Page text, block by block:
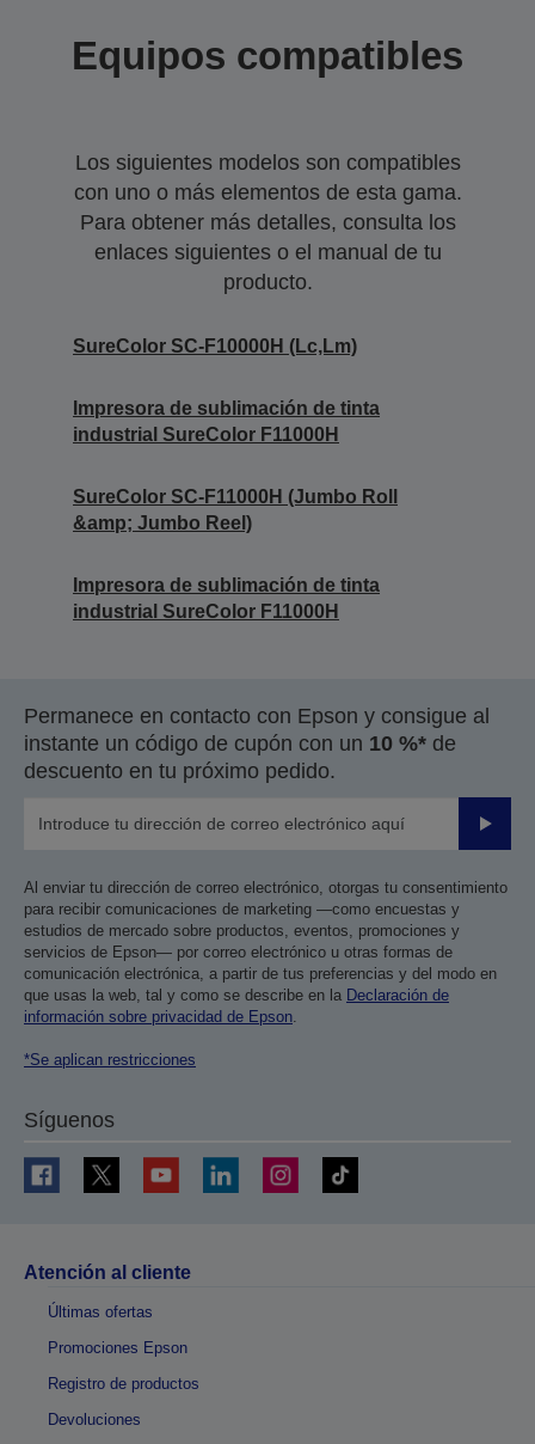
Equipos compatibles
Los siguientes modelos son compatibles
con uno o más elementos de esta gama.
Para obtener más detalles, consulta los
enlaces siguientes o el manual de tu
producto.
SureColor SC-F10000H (Lc,Lm)
Impresora de sublimación de tinta
industrial SureColor F11000H
SureColor SC-F11000H (Jumbo Roll
&amp; Jumbo Reel)
Impresora de sublimación de tinta
industrial SureColor F11000H
Permanece en contacto con Epson y consigue al
instante un código de cupón con un 10 %* de
descuento en tu próximo pedido.
Enviar
Al enviar tu dirección de correo electrónico, otorgas tu consentimiento
para recibir comunicaciones de marketing —como encuestas y
estudios de mercado sobre productos, eventos, promociones y
servicios de Epson— por correo electrónico u otras formas de
comunicación electrónica, a partir de tus preferencias y del modo en
que usas la web, tal y como se describe en la Declaración de
información sobre privacidad de Epson
*Se aplican restricciones
Síguenos
Atención al cliente
Últimas ofertas
Promociones Epson
Registro de productos
Devoluciones